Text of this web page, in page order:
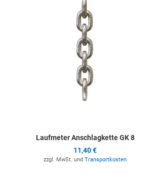
Laufmeter Anschlagkette GK 8
11,40 €
zzgl. MwSt. und Transportkosten